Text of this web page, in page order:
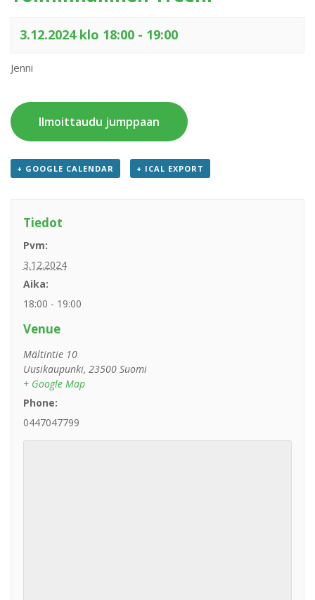
3.12.2024 klo 18:00 - 19:00
Jenni
Ilmoittaudu jumppaan
+ GOOGLE CALENDAR + ICAL EXPORT
Tiedot
Pvm:
3.12.2024
Aika:
18:00 - 19:00
Venue
Mältintie 10
Uusikaupunki, 23500 Suomi
+ Google Map
Phone:
0447047799